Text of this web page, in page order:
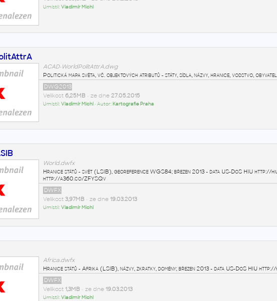
Umístil:Vladimír Michl
ACAD-WorldPolitAttrA.dwg
Politická mapa světa, vč. objektových atributů - státy, sídla, názvy, hranice, vodstvo,
DWG2013
Velikost 6,25MB• ze dne 27.05.2015
Umístil:Vladimír Michl• Autor: Kartografie Praha
World.dwfx
Hranice států - svět (LSIB), georeference WGS84; březen 2013 - data US-DoS HIU http://
http://a360.co/ZFYSQv
DWFX
Velikost 3,97MB• ze dne 19.03.2013
Umístil:Vladimír Michl
Africa.dwfx
Hranice států - Afrika (LSIB), názvy, zkratky, domény; březen 2013 - data US-DoS HIU http://
DWFX
Velikost 1,3MB• ze dne 19.03.2013
Umístil:Vladimír Michl